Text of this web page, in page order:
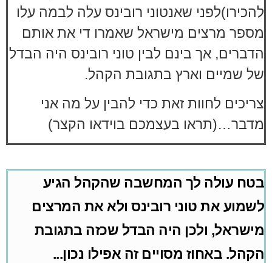
להכירו)לפני שאנטוני רובינס עלה לבמה עלו
מספר מרצים מישראל שאמרו די את אותם
הדברים, אך בינם לבין טוני רובינס היה הבדל
של שמיים וארץ בתגובת הקהל.
צריכים לחוות זאת כדי להבין על מה אני
מדבר…(תראו בעצמכם בוידאו הקצר)
בטח עולה לך המחשבה שהקהל הגיע
לשמוע את טוני רובינס ולא את המרצים
מישראל, ולכן היה הבדל שכזה בתגובת
הקהל. באחוז מסויים זה אפילו נכון...